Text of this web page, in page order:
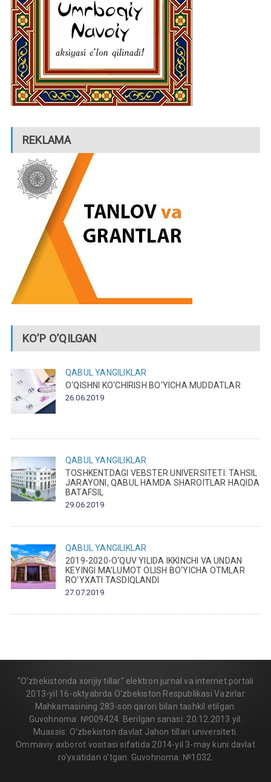
REKLAMA
KO’P O’QILGAN
QABUL YANGILIKLAR
O‘QISHNI KO‘CHIRISH BO‘YICHA MUDDATLAR
26.06.2019
QABUL YANGILIKLAR
TOSHKENTDAGI VEBSTER UNIVERSITETI: TAHSIL
JARAYONI, QABUL HAMDA SHAROITLAR HAQIDA
BATAFSIL
29.06.2019
QABUL YANGILIKLAR
2019-2020-O‘QUV YILIDA IKKINCHI VA UNDAN
KEYINGI MA’LUMOT OLISH BO‘YICHA OTMLAR
RO‘YXATI TASDIQLANDI
27.07.2019
"O‘zbekistonda xorijiy tillar" elektron jurnal va internet portali
2013-yil 16-oktyabrda O‘zbekiston Respublikasi Vazirlar
Mahkamasining 283-son qarori bilan tashkil etilgan.
Guvohnoma: №009424. Berilgan sanasi: 20.12.2013 yil.
Muassis: O‘zbekiston davlat Jahon tillari universiteti.
Ommaviy axborot vositasi sifatida 2014-yil 3-may kuni davlat
ro'yxatidan o'tgan. Guvohnoma: №1032.